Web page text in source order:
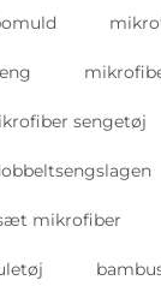
sengetøj
mikrofiber